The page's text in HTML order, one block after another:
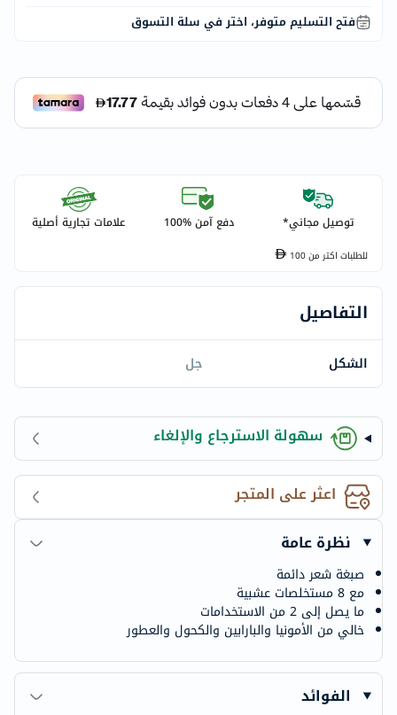
فتح التسليم متوفر، اختر في سلة التسوق
توصيل مجاني* دفع آمن %100 علامات تجارية أصلية
للطلبات اكتر من100
التفاصيل
الشكل جل
سهولة الاسترجاع والإلغاء
اعثر على المتجر
نظرة عامة
صبغة شعر دائمة
مع 8 مستخلصات عشبية
ما يصل إلى 2 من الاستخدامات
خالي من الأمونيا والبارابين والكحول والعطور
الفوائد